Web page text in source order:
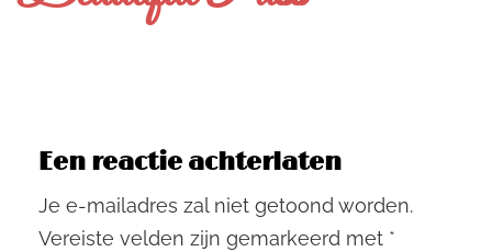
Een reactie achterlaten
Je e-mailadres zal niet getoond worden.
Vereiste velden zijn gemarkeerd met *